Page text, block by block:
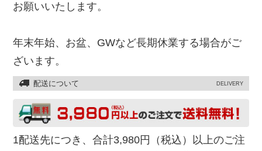
お願いいたします。
年末年始、お盆、GWなど長期休業する場合がご
ざいます。
配送について DELIVERY
1配送先につき、合計3,980円（税込）以上のご注